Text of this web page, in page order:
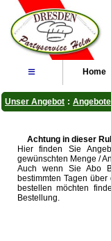
≡ Home
Unser Angebot :
Achtung in dieser
Hier finden Sie
gewünschten Menge /
Auch wenn Sie Abo
bestimmten Tagen
bestellen möchten
Bestellung.